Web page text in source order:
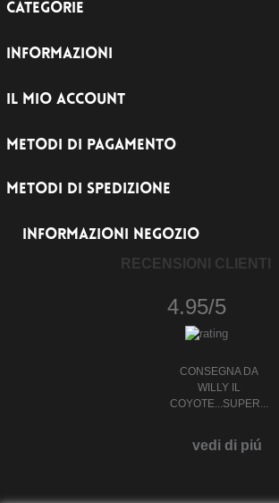
CATEGORIE
INFORMAZIONI
IL MIO ACCOUNT
METODI DI PAGAMENTO
METODI DI SPEDIZIONE
INFORMAZIONI NEGOZIO
RECENSIONI CLIENTI
4.95/5
CONSEGNA DA
WILLY IL
COYOTE...SUPER...
vedi di piú